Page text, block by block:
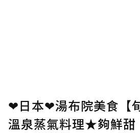
❤日本❤湯布院美食【
溫泉蒸氣料理★夠鮮甜